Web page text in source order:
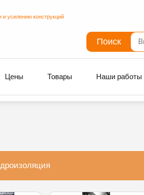
и усилению конструкций
Поиск
Цены Товары Наши работы